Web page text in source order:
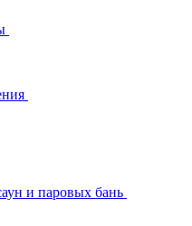
и паровых бань